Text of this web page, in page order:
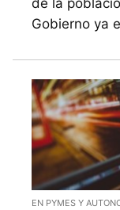
Gobierno ya
EN PYMES Y